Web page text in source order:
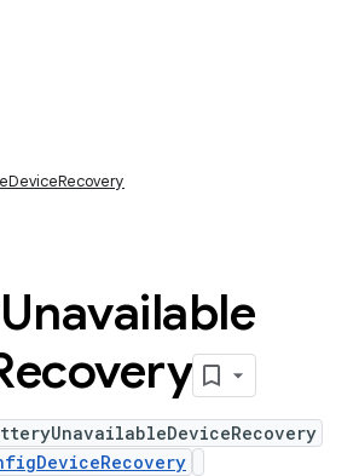
Unavailable